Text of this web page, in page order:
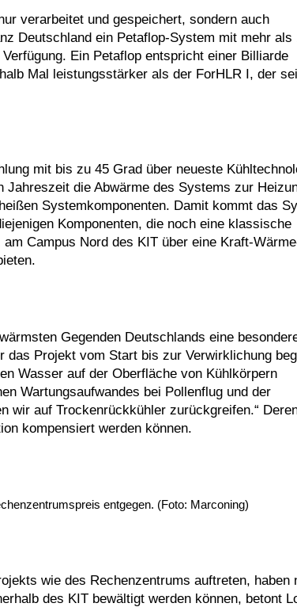
verarbeitet und gespeichert, sondern auch
Deutschland ein Petaflop-System mit mehr als
Ein Petaflop entspricht einer Billiarde
Mal leistungsstärker als der ForHLR I, der
mit bis zu 45 Grad über neueste
die Abwärme des Systems zur
Systemkomponenten. Damit kommt das
Komponenten, die noch eine klassische
Campus Nord des KIT über eine Kraft-
Gegenden Deutschlands eine
das Projekt vom Start bis zur Verwirklichung
Wasser auf der Oberfläche von Kühlkörpern
Wartungsaufwandes bei Pollenflug und der
wir auf Trockenrückkühler zurückgreifen.“
kompensiert werden können.
entgegen. (Foto: Marconing)
wie des Rechenzentrums auftreten, haben
des KIT bewältigt werden können, betont